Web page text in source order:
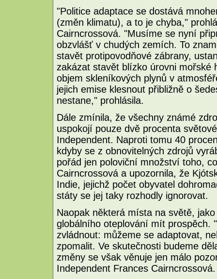
"Politice adaptace se dostává
(změn klimatu), a to je chyba,"
Cairncrossová. "Musíme se nyní
obzvlášť v chudých zemích. To
stavět protipovodňové zábrany,
zakázat stavět blízko úrovni mořské
objem skleníkových plynů v
jejich emise klesnout přibližně o
nestane," prohlásila.
Dále zmínila, že všechny známé
uspokojí pouze dvě procenta
Independent. Naproti tomu 40
kdyby se z obnovitelných zdrojů
pořád jen poloviční množství toho,
Cairncrossová a upozornila, že
Indie, jejichž počet obyvatel
státy se jej taky rozhodly ignorovat.
Naopak některá místa na světě,
globálního oteplování mít prospěch.
zvládnout: můžeme se adaptovat,
zpomalit. Ve skutečnosti budeme
změny se však věnuje jen málo
Independent Frances Cairncrossová.